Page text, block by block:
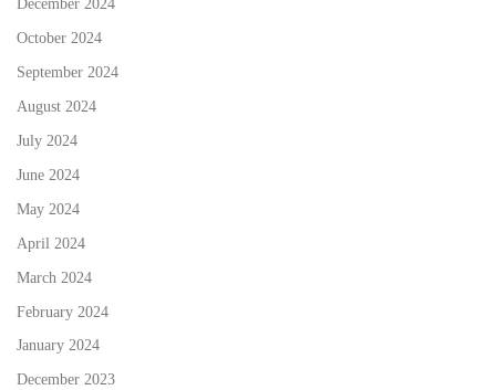
December 2024
October 2024
September 2024
August 2024
July 2024
June 2024
May 2024
April 2024
March 2024
February 2024
January 2024
December 2023